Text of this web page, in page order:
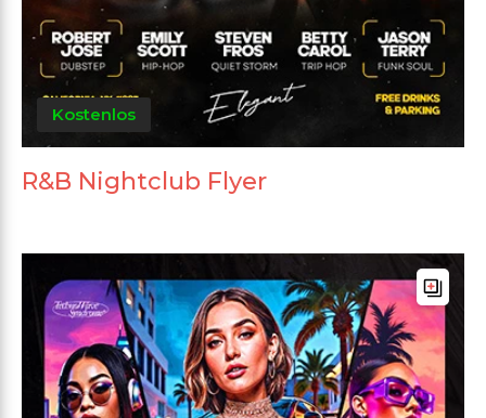
Kostenlos
R&B Nightclub Flyer